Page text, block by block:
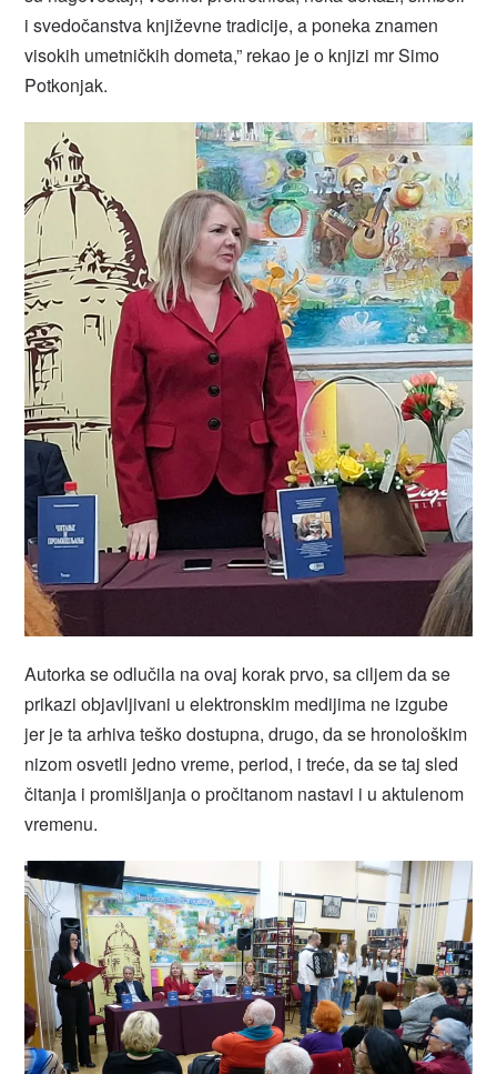
i svedočanstva književne tradicije, a poneka znamen
visokih umetničkih dometa,” rekao je o knjizi mr Simo
Potkonjak.
Autorka se odlučila na ovaj korak prvo, sa ciljem da se
prikazi objavljivani u elektronskim medijima ne izgube
jer je ta arhiva teško dostupna, drugo, da se hronološkim
nizom osvetli jedno vreme, period, i treće, da se taj sled
čitanja i promišljanja o pročitanom nastavi i u aktulenom
vremenu.